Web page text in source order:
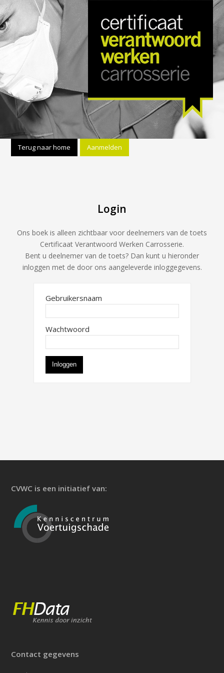
Terug naar home Aanmelden
Login
Ons boek is alleen zichtbaar voor deelnemers van de toets
Certificaat Verantwoord Werken Carrosserie.
Bent u deelnemer van de toets? Dan kunt u hieronder
inloggen met de door ons aangeleverde inloggegevens.
Gebruikersnaam
Wachtwoord
CVWC is een initiatief van:
Contact gegevens